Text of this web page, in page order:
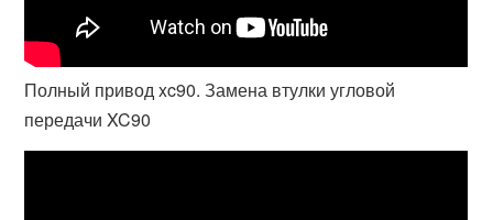
Полный привод xc90. Замена втулки угловой
передачи XC90